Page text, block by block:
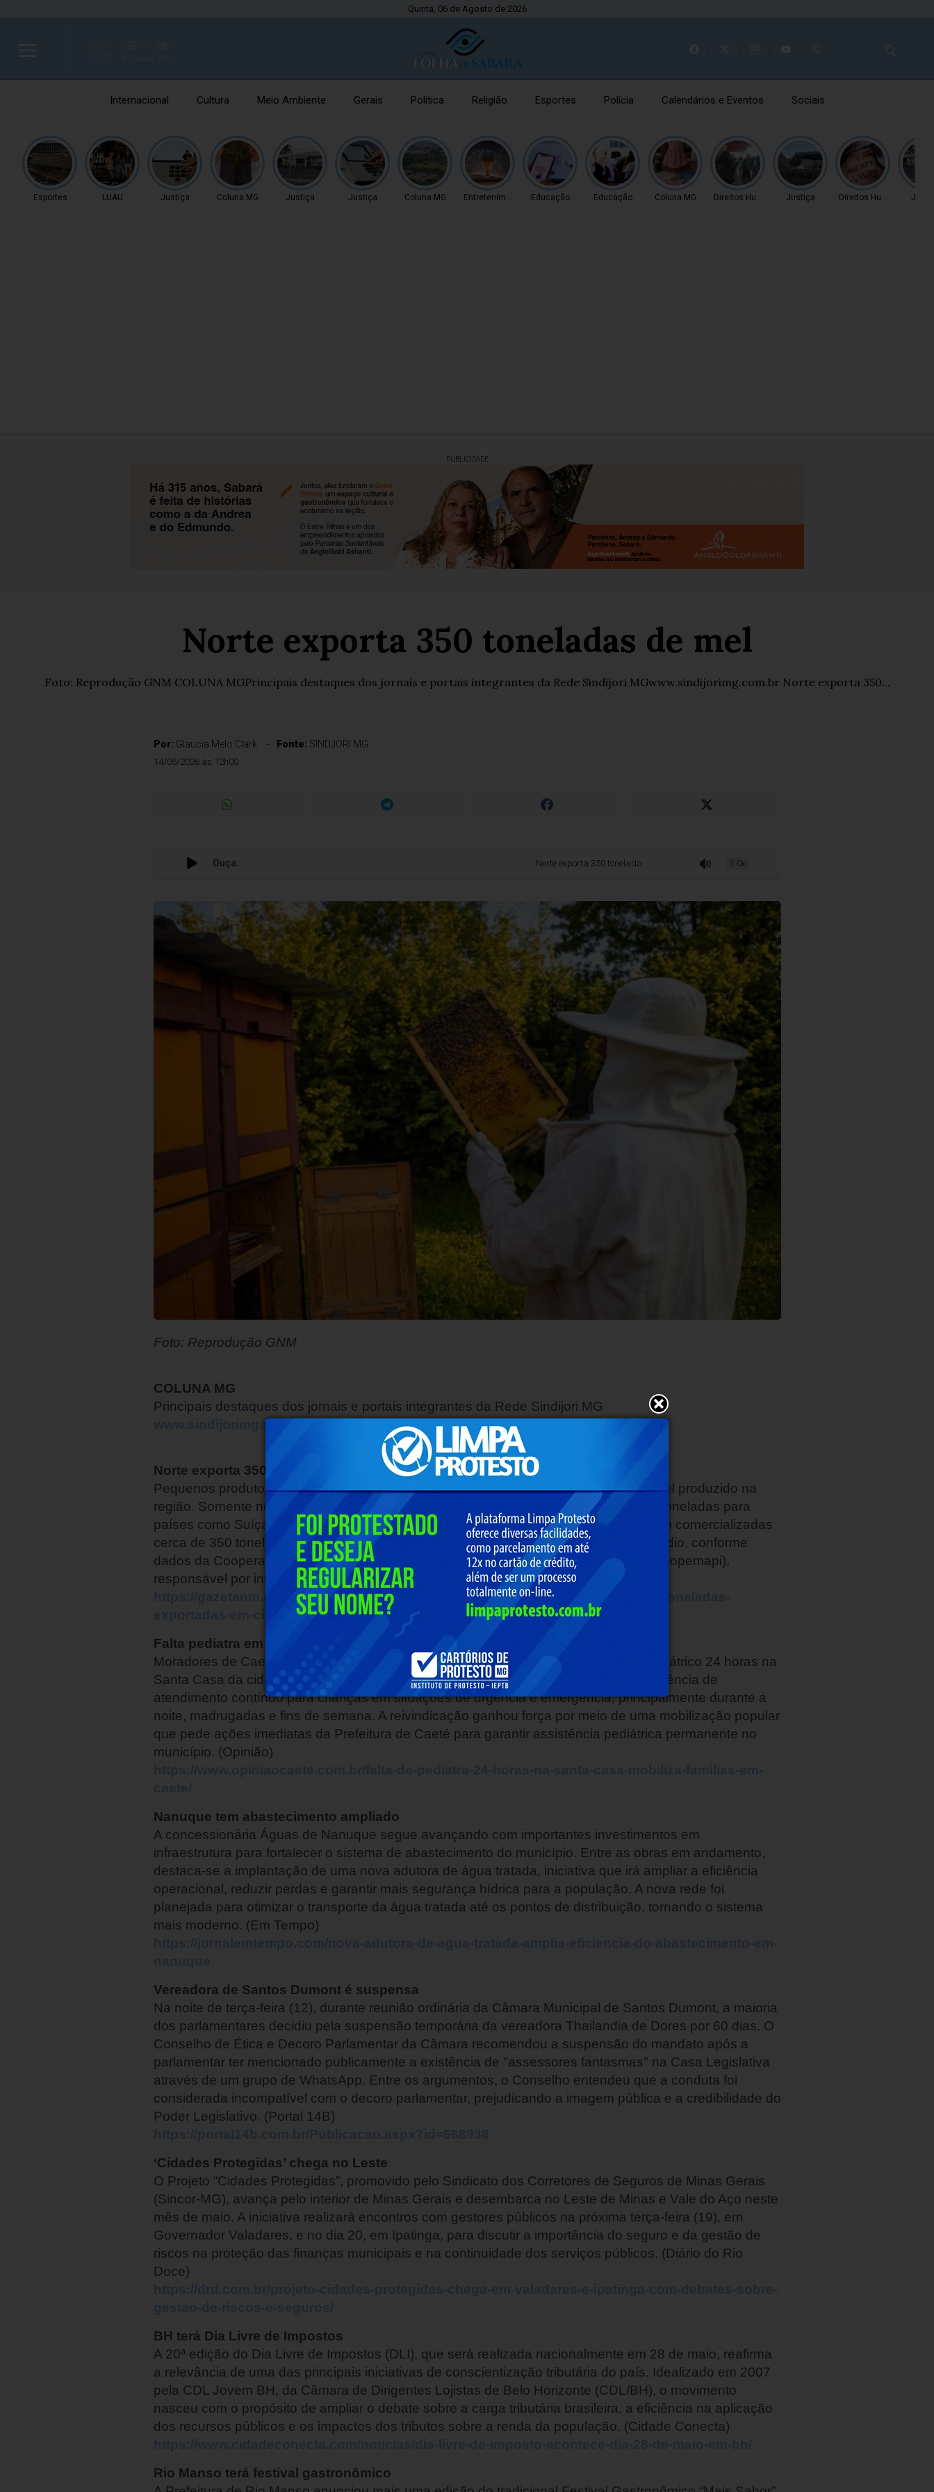
Quinta, 06 de Agosto de 2026
Internacional Cultura Meio Ambiente Gerais Política Religião Esportes Polícia Calendários e Eventos Sociais
Esportes LUAU Justiça Coluna MG Justiça Justiça Coluna MG Entretenimento Educação Educação Coluna MG Direitos Humanos Justiça Direitos Humanos
PUBLICIDADE
Norte exporta 350 toneladas de mel
Foto: Reprodução GNM COLUNA MGPrincipais destaques dos jornais e portais integrantes da Rede Sindijori MGwww.sindijorimg.com.br Norte exporta 350...
Por: Glaucia Melo Clark Fonte: SINDJORI MG
14/05/2026 às 12h00
Ouça: Norte exporta 350 toneladas de mel 1.0x
Foto: Reprodução GNM
COLUNA MG
Principais destaques dos jornais e portais integrantes da Rede Sindijori MG
www.sindijorimg.com.br
Norte exporta 350 toneladas de mel
Pequenos produtores do Norte mineiro estão fortalecendo a internacionalização do mel produzido na
região. Somente nos primeiros meses de 2026, eles já celebram a exportação de 42 toneladas para
países como Suíça, Bélgica e Kuwait. Desde o início das exportações, em 2022, foram comercializadas
cerca de 350 toneladas de mel para os Estados Unidos, União Europeia e Oriente Médio, conforme
dados da Cooperativa dos Apicultores e Agricultores Familiares do Norte de Minas (Coopemapi),
responsável por intermediar as vendas. (Gazeta Norte Mineira)
https://gazetanm.com.br/exportacao-mel-do-norte-de-minas-soma-cerca-de-350-toneladas-
exportadas-em-cinco-anos/
Falta pediatra em hospital de Caeté
Moradores de Caeté têm intensificado a cobrança por um serviço de atendimento pediátrico 24 horas na
Santa Casa da cidade. Pais, mães e responsáveis relatam insegurança diante da ausência de
atendimento contínuo para crianças em situações de urgência e emergência, principalmente durante a
noite, madrugadas e fins de semana. A reivindicação ganhou força por meio de uma mobilização popular
que pede ações imediatas da Prefeitura de Caeté para garantir assistência pediátrica permanente no
município. (Opinião)
Nanuque tem abastecimento ampliado
A concessionária Águas de Nanuque segue avançando com importantes investimentos em
infraestrutura para fortalecer o sistema de abastecimento do município. Entre as obras em andamento,
destaca-se a implantação de uma nova adutora de água tratada, iniciativa que irá ampliar a eficiência
operacional, reduzir perdas e garantir mais segurança hídrica para a população. A nova rede foi
planejada para otimizar o transporte da água tratada até os pontos de distribuição, tornando o sistema
mais moderno. (Em Tempo)
Vereadora de Santos Dumont é suspensa
Na noite de terça-feira (12), durante reunião ordinária da Câmara Municipal de Santos Dumont, a maioria
dos parlamentares decidiu pela suspensão temporária da vereadora Thailandia de Dores por 60 dias. O
Conselho de Ética e Decoro Parlamentar da Câmara recomendou a suspensão do mandato após a
parlamentar ter mencionado publicamente a existência de "assessores fantasmas" na Casa Legislativa
através de um grupo de WhatsApp. Entre os argumentos, o Conselho entendeu que a conduta foi
considerada incompatível com o decoro parlamentar, prejudicando a imagem pública e a credibilidade do
Poder Legislativo. (Portal 14B)
‘Cidades Protegidas’ chega no Leste
O Projeto “Cidades Protegidas”, promovido pelo Sindicato dos Corretores de Seguros de Minas Gerais
(Sincor-MG), avança pelo interior de Minas Gerais e desembarca no Leste de Minas e Vale do Aço neste
mês de maio. A iniciativa realizará encontros com gestores públicos na próxima terça-feira (19), em
Governador Valadares, e no dia 20, em Ipatinga, para discutir a importância do seguro e da gestão de
riscos na proteção das finanças municipais e na continuidade dos serviços públicos. (Diário do Rio
Doce)
BH terá Dia Livre de Impostos
A 20ª edição do Dia Livre de Impostos (DLI), que será realizada nacionalmente em 28 de maio, reafirma
a relevância de uma das principais iniciativas de conscientização tributária do país. Idealizado em 2007
pela CDL Jovem BH, da Câmara de Dirigentes Lojistas de Belo Horizonte (CDL/BH), o movimento
nasceu com o propósito de ampliar o debate sobre a carga tributária brasileira, a eficiência na aplicação
dos recursos públicos e os impactos dos tributos sobre a renda da população. (Cidade Conecta)
Rio Manso terá festival gastronômico